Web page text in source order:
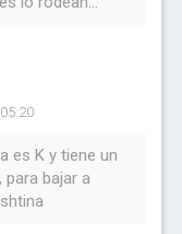
es K y tiene un
bajar a